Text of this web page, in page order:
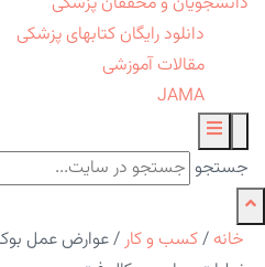
دانلود رایگان کتابهای پزشکی
مقالات آموزشی
JAMA
جستجو
خانه /کسب و کار/